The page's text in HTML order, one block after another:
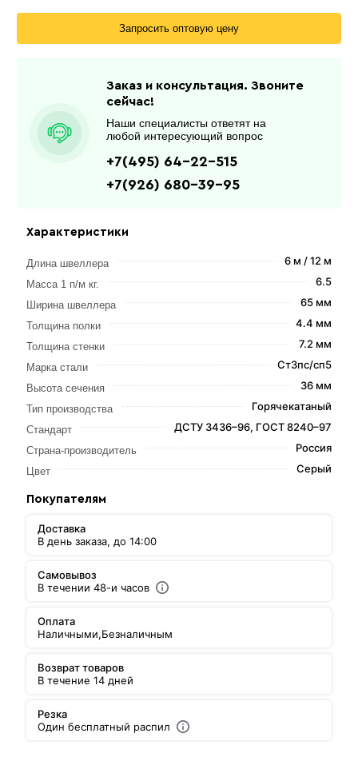
Характеристики
Длина швеллера 6 м / 12 м
Масса 1 п/м кг. 6.5
Ширина швеллера 65 мм
Толщина полки 4.4 мм
Толщина стенки 7.2 мм
Марка стали Ст3пс/сп5
Высота сечения 36 мм
Тип производства Горячекатаный
Стандарт ДСТУ 3436–96, ГОСТ 8240–97
Страна-производитель Россия
Цвет Серый
Покупателям
Доставка
В день заказа, до 14:00
Самовывоз
В течении 48-и часов
Оплата
Наличными,Безналичным
Возврат товаров
В течение 14 дней
Резка
Один бесплатный распил
Запросить оптовую цену
Заказ и консультация. Звоните
сейчас!
Наши специалисты ответят на
любой интересующий вопрос
+7(495) 64-22-515
+7(926) 680-39-95